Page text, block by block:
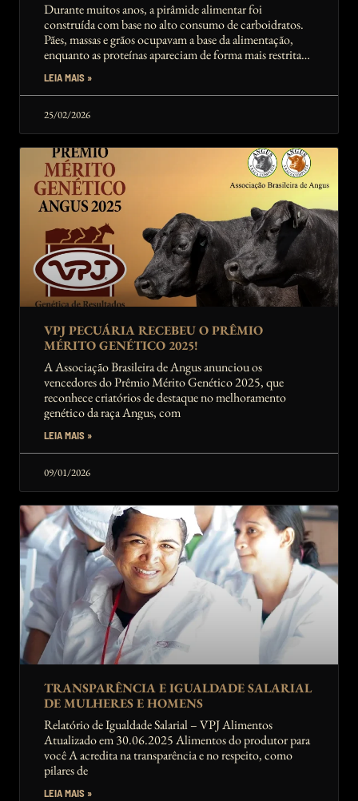
Durante muitos anos, a pirâmide alimentar foi
construída com base no alto consumo de carboidratos.
Pães, massas e grãos ocupavam a base da alimentação,
enquanto as proteínas apareciam de forma mais restrita
no topo.
LEIA MAIS »
25/02/2026
VPJ PECUÁRIA RECEBEU O PRÊMIO
MÉRITO GENÉTICO 2025!
A Associação Brasileira de Angus anunciou os
vencedores do Prêmio Mérito Genético 2025, que
reconhece criatórios de destaque no melhoramento
genético da raça Angus, com
LEIA MAIS »
09/01/2026
TRANSPARÊNCIA E IGUALDADE SALARIAL
DE MULHERES E HOMENS
Relatório de Igualdade Salarial – VPJ Alimentos
Atualizado em 30.06.2025 Alimentos do produtor para
você A acredita na transparência e no respeito, como
pilares de
LEIA MAIS »